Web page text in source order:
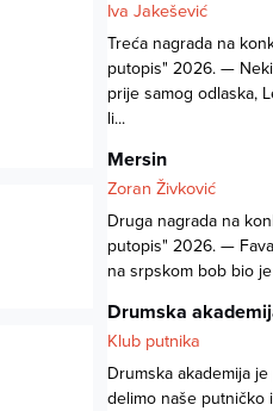
Iva Jakešević
Treća nagrada na
putopis" 2026. —
prije samog odlaska,
li...
Mersin
Zoran Živković
Druga nagrada na
putopis" 2026. —
na srpskom bob bio
Drumska
Klub putnika
Drumska akademija
delimo naše putničko